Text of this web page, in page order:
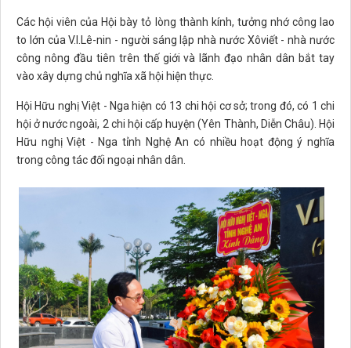
Các hội viên của Hội bày tỏ lòng thành kính, tưởng nhớ công lao
to lớn của V.I.Lê-nin - người sáng lập nhà nước Xôviết - nhà nước
công nông đầu tiên trên thế giới và lãnh đạo nhân dân bắt tay
vào xây dựng chủ nghĩa xã hội hiện thực.
Hội Hữu nghị Việt - Nga hiện có 13 chi hội cơ sở; trong đó, có 1 chi
hội ở nước ngoài, 2 chi hội cấp huyện (Yên Thành, Diễn Châu). Hội
Hữu nghị Việt - Nga tỉnh Nghệ An có nhiều hoạt động ý nghĩa
trong công tác đối ngoại nhân dân.